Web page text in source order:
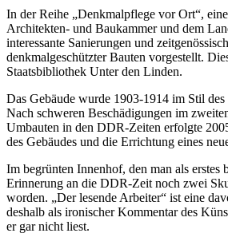
In der Reihe „Denkmalpflege vor Ort“,
Architekten- und Baukammer und dem
interessante Sanierungen und
denkmalgeschützter Bauten vorgestellt.
Staatsbibliothek Unter den Linden.
Das Gebäude wurde 1903-1914 im Stil
Nach schweren Beschädigungen im
Umbauten in den DDR-Zeiten erfolgte
des Gebäudes und die Errichtung eines
Im begrünten Innenhof, den man als erstes
Erinnerung an die DDR-Zeit noch zwei
worden. „Der lesende Arbeiter“ ist eine
deshalb als ironischer Kommentar des
er gar nicht liest.